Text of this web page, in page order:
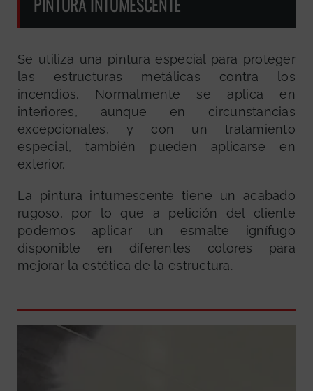
Se utiliza una pintura especial para proteger
las estructuras metálicas contra los
incendios. Normalmente se aplica en
interiores, aunque en circunstancias
excepcionales, y con un tratamiento
especial, también pueden aplicarse en
exterior.
La pintura intumescente tiene un acabado
rugoso, por lo que a petición del cliente
podemos aplicar un esmalte ignífugo
disponible en diferentes colores para
mejorar la estética de la estructura.